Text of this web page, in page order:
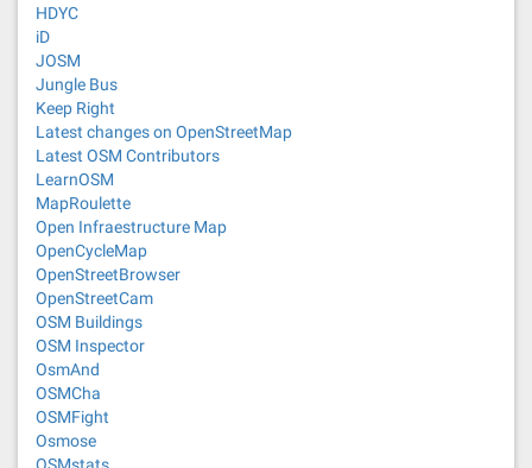
HDYC
iD
JOSM
Jungle Bus
Keep Right
Latest changes on OpenStreetMap
Latest OSM Contributors
LearnOSM
MapRoulette
Open Infraestructure Map
OpenCycleMap
OpenStreetBrowser
OpenStreetCam
OSM Buildings
OSM Inspector
OsmAnd
OSMCha
OSMFight
Osmose